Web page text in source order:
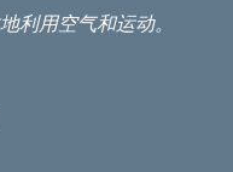
利用空气和运动。